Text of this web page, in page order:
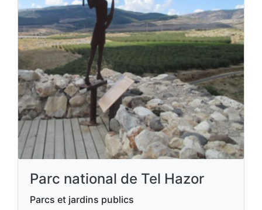
Parc national de Tel Hazor
Parcs et jardins publics